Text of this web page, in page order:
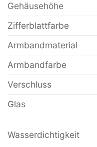
Gehäusehöhe
Zifferblattfarbe
Armbandmaterial
Armbandfarbe
Verschluss
Glas
Wasserdichtigkeit